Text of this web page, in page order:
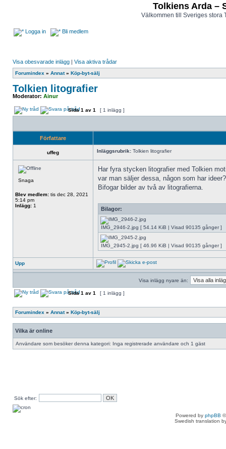
Tolkiens Arda –
Välkommen till Sveriges stora
Logga in Bli medlem
Visa obesvarade inlägg | Visa aktiva trådar
Forumindex » Annat» Köp-byt-sälj
Tolkien litografier
Moderator: Ainur
Sida1 av 1 [ 1 inlägg ]
Författare
uffeg Inläggsrubrik: Tolkien litografier
Snaga
Blev medlem: tis dec 28, 2021
5:14 pm
Inlägg: 1
Har fyra stycken litografier med Tolkien
var man säljer dessa, någon som har ideer?
Bifogar bilder av två av litografierna.
Bilagor:
IMG_2946-2.jpg [ 54.14 KiB | Visad 90135 gånger ]
IMG_2945-2.jpg [ 46.96 KiB | Visad 90135 gånger ]
Upp
Visa inlägg nyare än:
Sida1 av 1 [ 1 inlägg ]
Forumindex » Annat» Köp-byt-sälj
Vilka är online
Användare som besöker denna kategori: Inga registrerade användare och 1 gäst
Sök efter:
Powered by phpBB
Swedish translation